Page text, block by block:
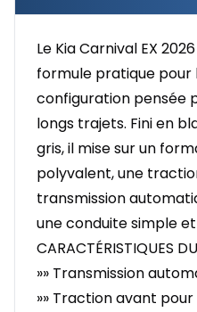
Le Kia Carnival EX
formule pratique pour
configuration pensée
longs trajets. Fini en
gris, il mise sur un
polyvalent, une
transmission
une conduite simple
CARACTÉRISTIQUES
»» Transmission
»» Traction avant